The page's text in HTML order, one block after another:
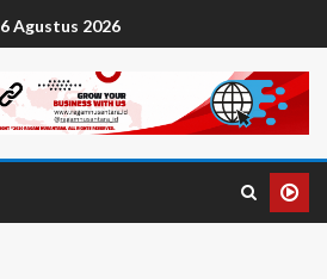
6 Agustus 2026